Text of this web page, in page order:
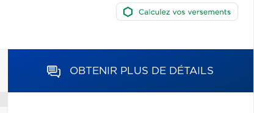
OBTENIR PLUS DE DÉTAILS